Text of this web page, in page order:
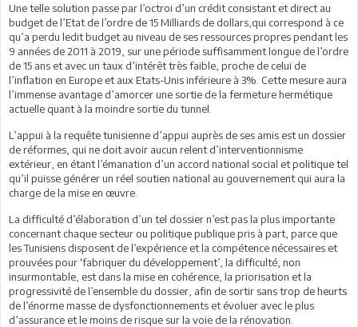
Une telle solution passe par l’octroi d’un crédit consistant et direct au
budget de l’Etat de l’ordre de 15 Milliards de dollars,qui correspond à ce
qu’a perdu ledit budget au niveau de ses ressources propres pendant les
9 années de 2011 à 2019, sur une période suffisamment longue de l’ordre
de 15 ans et avec un taux d’intérêt très faible, proche de celui de
l’inflation en Europe et aux Etats-Unis inférieure à 3%. Cette mesure aura
l’immense avantage d’amorcer une sortie de la fermeture hermétique
actuelle quant à la moindre sortie du tunnel.
L’appui à la requête tunisienne d’appui auprès de ses amis est un dossier
de réformes, qui ne doit avoir aucun relent d’interventionnisme
extérieur, en étant l’émanation d’un accord national social et politique tel
qu’il puisse générer un réel soutien national au gouvernement qui aura la
charge de la mise en œuvre.
La difficulté d’élaboration d’un tel dossier n’est pas la plus importante
concernant chaque secteur ou politique publique pris à part, parce que
les Tunisiens disposent de l’expérience et la compétence nécessaires et
prouvées pour ‘fabriquer du développement’, la difficulté, non
insurmontable, est dans la mise en cohérence, la priorisation et la
progressivité de l’ensemble du dossier, afin de sortir sans trop de heurts
de l’énorme masse de dysfonctionnements et évoluer avec le plus
d’assurance et le moins de risque sur la voie de la rénovation.